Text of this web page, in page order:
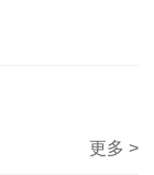
更多 >